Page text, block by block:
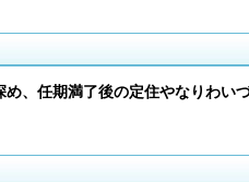
、任期満了後の定住やなりわい